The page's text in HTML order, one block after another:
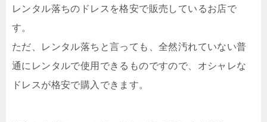
レンタル落ちのドレスを格安で販売しているお店で
す。
ただ、レンタル落ちと言っても、全然汚れていない普
通にレンタルで使用できるものですので、オシャレな
ドレスが格安で購入できます。